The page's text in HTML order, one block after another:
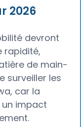
2026
devront
rapidité,
de main-
surveiller les
car la
impact